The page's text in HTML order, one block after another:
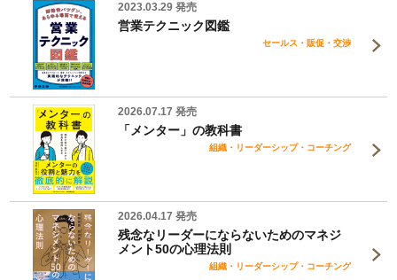
2023.03.29 発売
営業テクニック図鑑
セールス・販促・交渉
2026.07.17 発売
「メンター」の教科書
組織・リーダーシップ・コーチング
2026.04.17 発売
残念なリーダーにならないためのマネジ
メント50の心理法則
組織・リーダーシップ・コーチング